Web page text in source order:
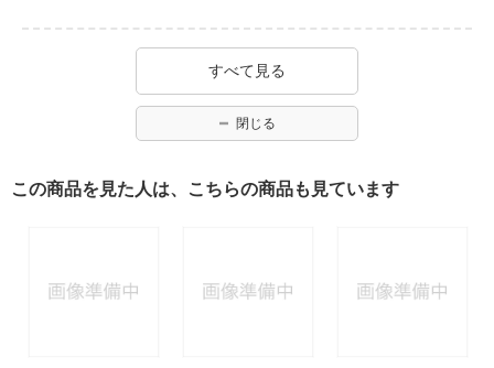
すべて見る
閉じる
この商品を見た人は、こちらの商品も見ています